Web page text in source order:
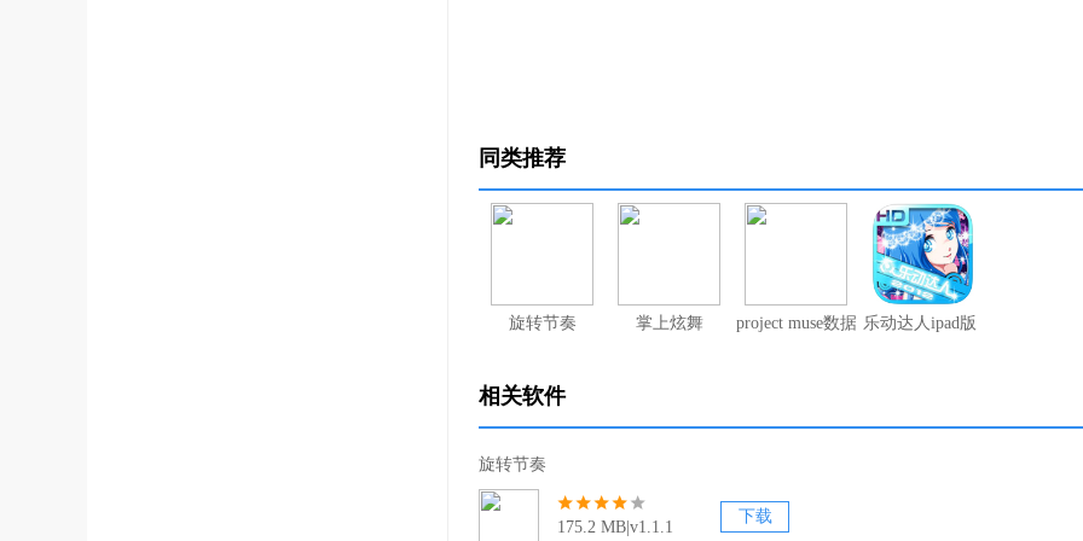
同类推荐
旋转节奏 掌上炫舞 project muse数据库破解版乐动达人ipad版（暂无资源）
相关软件
旋转节奏
175.2 MB|v1.1.1
下载